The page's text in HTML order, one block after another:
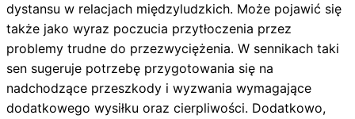
dystansu w relacjach międzyludzkich. Może pojawić się
także jako wyraz poczucia przytłoczenia przez
problemy trudne do przezwyciężenia. W sennikach taki
sen sugeruje potrzebę przygotowania się na
nadchodzące przeszkody i wyzwania wymagające
dodatkowego wysiłku oraz cierpliwości. Dodatkowo,